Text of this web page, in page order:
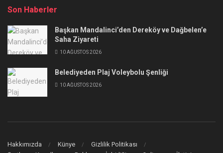
Son Haberler
Başkan Mandalinci’den Dereköy ve Dağbelen’e
Saha Ziyareti
10 AĞUSTOS 2026
Belediyeden Plaj Voleybolu Şenliği
10 AĞUSTOS 2026
Hakkımızda Künye
Gizlilik Politikası